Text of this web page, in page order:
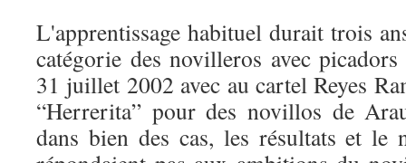
L'apprentissage habituel durait trois
catégorie des novilleros avec
31 juillet 2002 avec au cartel Reyes
“Herrerita” pour des novillos de
dans bien des cas, les résultats et le